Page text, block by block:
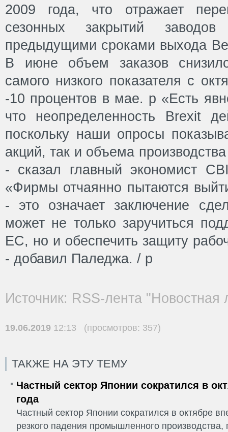
2009 года, что отражает
сезонных закрытий
предыдущими сроками выхода
В июне объем заказов
самого низкого показателя с
-10 процентов в мае. p «Есть
что неопределенность Brexit
поскольку наши опросы
акций, так и объема
- сказал главный экономист
«Фирмы отчаянно пытаются
- это означает заключение
может не только заручиться
ЕС, но и обеспечить защиту
- добавил Паледжа. / р
Источник: RSS-лента "Новостная
19.06.2019 12:13 (просмотров: 357)
ТАКЖЕ НА ЭТУ ТЕМУ
Частный сектор Японии сократился в
года
Частный сектор Японии сократился в октябре
резкого падения промышленного производства,